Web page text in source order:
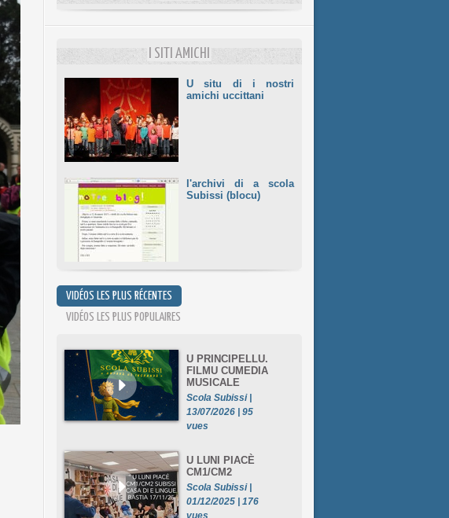
I SITI AMICHI
U situ di i nostri
amichi uccittani
l'archivi di a scola
Subissi (blocu)
VIDÉOS LES PLUS RÉCENTES
VIDÉOS LES PLUS POPULAIRES
U PRINCIPELLU.
FILMU CUMEDIA
MUSICALE
Scola Subissi |
13/07/2026 | 95
vues
U LUNI PIACÈ
CM1/CM2
Scola Subissi |
01/12/2025 | 176
vues